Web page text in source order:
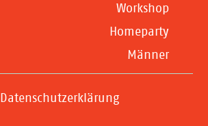
Workshop
Homeparty
Männer
Datenschutzerklärung